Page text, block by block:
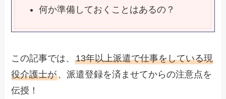
何か準備しておくことはあるの？
この記事では、13年以上派遣で仕事をしている現
役介護士が、派遣登録を済ませてからの注意点を
伝授！